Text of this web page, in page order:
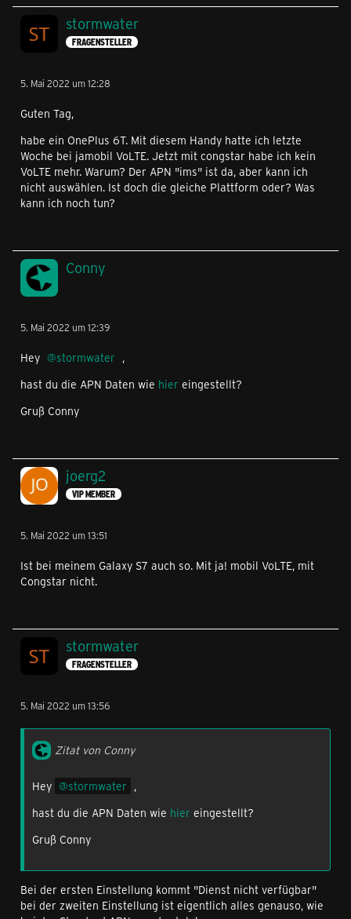
stormwater
FRAGENSTELLER
5. Mai 2022 um 12:28
Guten Tag,
habe ein OnePlus 6T. Mit diesem Handy hatte ich letzte
Woche bei jamobil VoLTE. Jetzt mit congstar habe ich kein
VoLTE mehr. Warum? Der APN "ims" ist da, aber kann ich
nicht auswählen. Ist doch die gleiche Plattform oder? Was
kann ich noch tun?
Conny
5. Mai 2022 um 12:39
Hey stormwater ,
hast du die APN Daten wie hier eingestellt?
Gruß Conny
joerg2
VIP MEMBER
5. Mai 2022 um 13:51
Ist bei meinem Galaxy S7 auch so. Mit ja! mobil VoLTE, mit
Congstar nicht.
stormwater
FRAGENSTELLER
5. Mai 2022 um 13:56
Zitat von Conny
Hey stormwater ,
hast du die APN Daten wie hier eingestellt?
Gruß Conny
Bei der ersten Einstellung kommt "Dienst nicht verfügbar"
bei der zweiten Einstellung ist eigentlich alles genauso, wie